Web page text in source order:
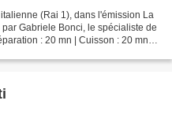
(Rai 1), dans l'émission La
Gabriele Bonci, le spécialiste de
: 20 mn | Cuisson : 20 mn 1